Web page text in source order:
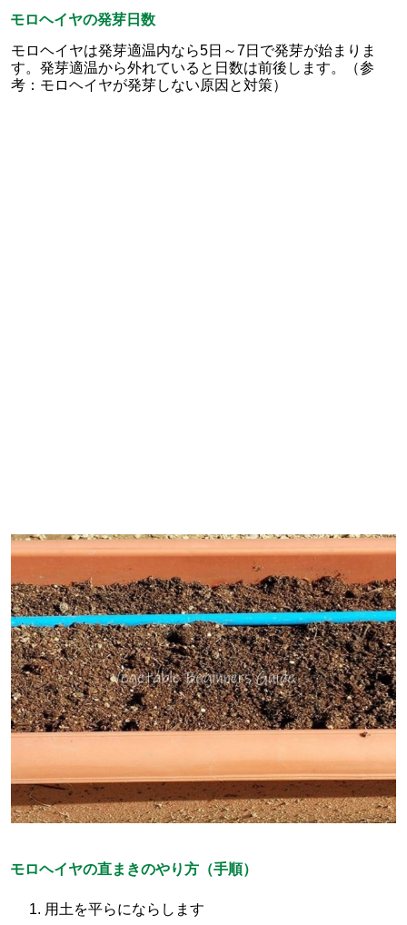
モロヘイヤの発芽日数
モロヘイヤは発芽適温内なら5日～7日で発芽が始まりま
す。発芽適温から外れていると日数は前後します。（参
考：モロヘイヤが発芽しない原因と対策）
モロヘイヤの直まきのやり方（手順）
用土を平らにならします